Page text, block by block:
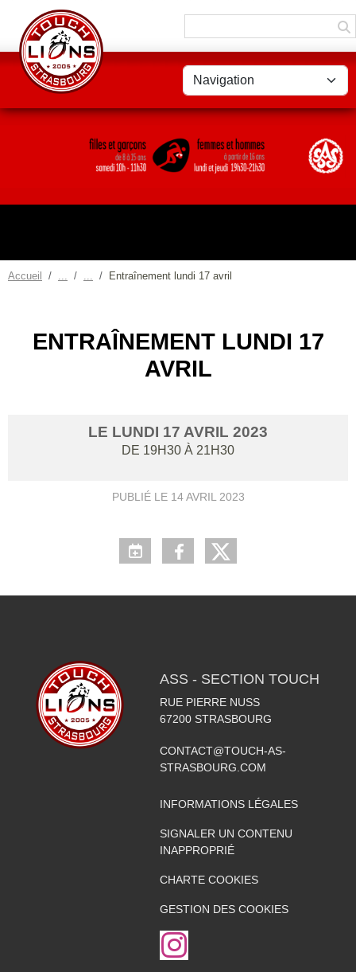
Accueil Entraînement lundi 17 avril
ENTRAÎNEMENT LUNDI 17
AVRIL
LE LUNDI 17 AVRIL 2023
DE 19H30 À 21H30
PUBLIÉ LE 14 AVRIL 2023
ASS - SECTION TOUCH
RUE PIERRE NUSS
67200 STRASBOURG
CONTACT@TOUCH-AS-
STRASBOURG.COM
INFORMATIONS LÉGALES
SIGNALER UN CONTENU
INAPPROPRIÉ
CHARTE COOKIES
GESTION DES COOKIES
Panneau de gestion des cookies